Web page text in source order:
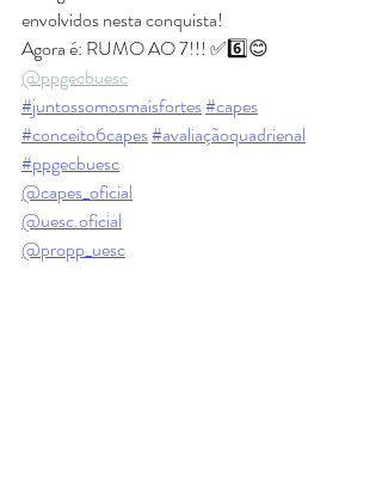
envolvidos nesta conquista!
Agora é: RUMO AO 7!!! ✅️6️⃣😊
@ppgecbuesc
#juntossomosmaisfortes#capes
#conceito6capes#avaliaçãoquadrienal
#ppgecbuesc
@capes_oficial
@uesc.oficial
@propp_uesc